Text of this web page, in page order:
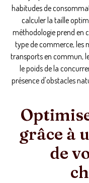
habitudes de
calculer la taille
méthodologie prend en
type de commerce, les
transports en commun,
le poids de la
présence d'obstacles
grâce à
de